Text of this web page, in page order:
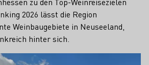
2026 lässt die Region
Weinbaugebiete in Neuseeland,
hinter sich.